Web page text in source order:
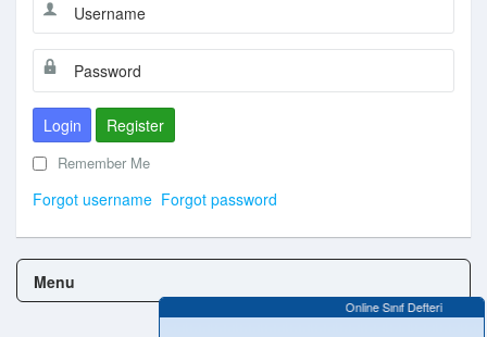
Login Register
Remember Me
Forgot username Forgot password
Menu
Online Sınıf Defteri